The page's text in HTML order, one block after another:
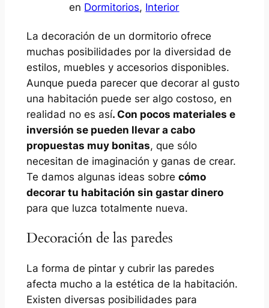
en Dormitorios, Interior
La decoración de un dormitorio ofrece
muchas posibilidades por la diversidad de
estilos, muebles y accesorios disponibles.
Aunque pueda parecer que decorar al gusto
una habitación puede ser algo costoso, en
realidad no es así. Con pocos materiales e
inversión se pueden llevar a cabo
propuestas muy bonitas, que sólo
necesitan de imaginación y ganas de crear.
Te damos algunas ideas sobre cómo
decorar tu habitación sin gastar dinero
para que luzca totalmente nueva.
Decoración de las paredes
La forma de pintar y cubrir las paredes
afecta mucho a la estética de la habitación.
Existen diversas posibilidades para